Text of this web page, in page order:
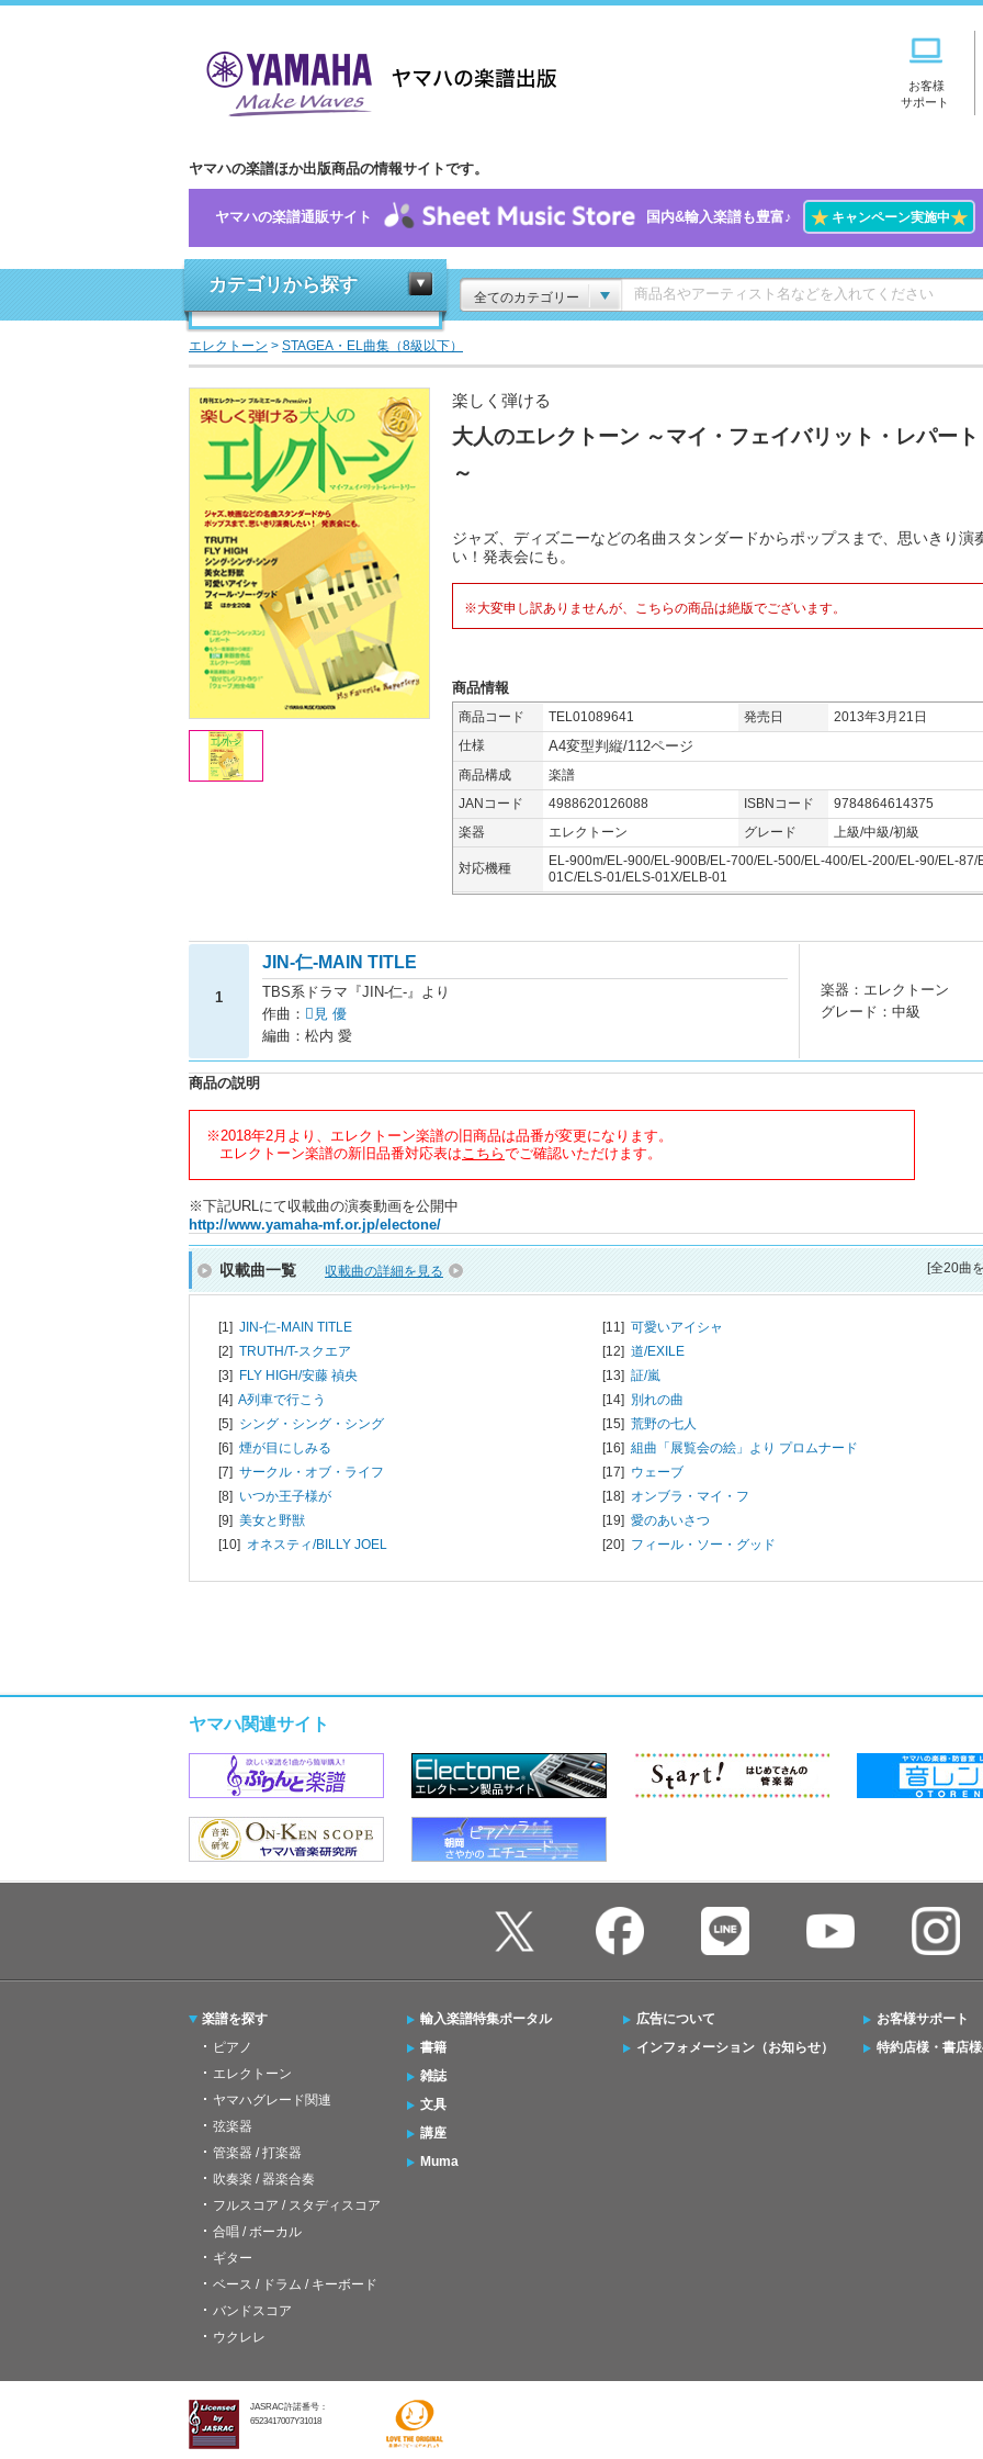
お客様
サポート
ヤマハの楽譜ほか出版商品の情報サイトです。
ヤマハの楽譜通販サイト 国内&輸入楽譜も豊富♪ ★キャンペーン実施中★
カテゴリから探す
全てのカテゴリー
エレクトーン > STAGEA・EL曲集（8級以下）
楽しく弾ける
大人のエレクトーン ～マイ・フェイバリット・レパー
～
ジャズ、ディズニーなどの名曲スタンダードからポップスまで、思いきり演
い！発表会にも。
※大変申し訳ありませんが、こちらの商品は絶版でございます。
商品情報
商品コード TEL01089641 発売日
2013年3月21日
仕様
A4変型判縦/112ページ
商品構成
楽譜
JANコード
4988620126088 ISBNコード
9784864614375
楽器
エレクトーン グレード 上級/中級/初級
対応機種
EL-900m/EL-900/EL-900B/EL-700/EL-500/EL-400/EL-200/EL-90/EL-87/
01C/ELS-01/ELS-01X/ELB-01
1
JIN-仁-MAIN TITLE
TBS系ドラマ『JIN-仁-』より
作曲： 見 優
編曲：松内 愛
楽器：エレクトーン
グレード：中級
商品の説明
※2018年2月より、エレクトーン楽譜の旧商品は品番が変更になります。
エレクトーン楽譜の新旧品番対応表は こちらでご確認いただけます。
※下記URLにて収載曲の演奏動画を公開中
http://www.yamaha-mf.or.jp/electone/
収載曲一覧 収載曲の詳細を見る [全20曲
[1] JIN-仁-MAIN TITLE
[2] TRUTH/T-スクエア
[3] FLY HIGH/安藤 禎央
[4] A列車で行こう
[5] シング・シング・シング
[6] 煙が目にしみる
[7] サークル・オブ・ライフ
[8] いつか王子様が
[9] 美女と野獣
[10] オネスティ/BILLY JOEL
[11] 可愛いアイシャ
[12] 道/EXILE
[13] 証/嵐
[14] 別れの曲
[15] 荒野の七人
[16] 組曲「展覧会の絵」より プロムナード
[17] ウェーブ
[18] オンブラ・マイ・フ
[19] 愛のあいさつ
[20] フィール・ソー・グッド
ヤマハ関連サイト
楽譜を探す
ピアノ
エレクトーン
ヤマハグレード関連
弦楽器
管楽器 / 打楽器
吹奏楽 / 器楽合奏
フルスコア / スタディスコア
合唱 / ボーカル
ギター
ベース / ドラム / キーボード
バンドスコア
ウクレレ
輸入楽譜特集ポータル
書籍
雑誌
文具
講座
Muma
広告について
インフォメーション（お知らせ）
お客様サポート
特約店様・書店
JASRAC許諾番号：
6523417007Y31018